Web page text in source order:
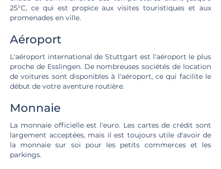
25°C, ce qui est propice aux visites touristiques et aux
promenades en ville.
Aéroport
L'aéroport international de Stuttgart est l'aéroport le plus
proche de Esslingen. De nombreuses sociétés de location
de voitures sont disponibles à l'aéroport, ce qui facilite le
début de votre aventure routière.
Monnaie
La monnaie officielle est l'euro. Les cartes de crédit sont
largement acceptées, mais il est toujours utile d'avoir de
la monnaie sur soi pour les petits commerces et les
parkings.